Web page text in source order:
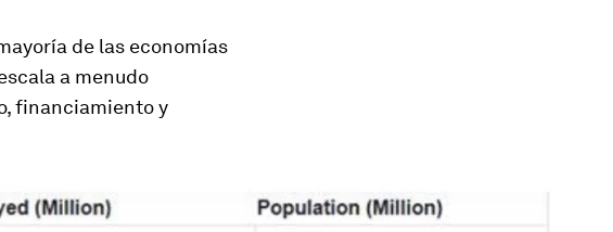
de las economías
a menudo
financiamiento y